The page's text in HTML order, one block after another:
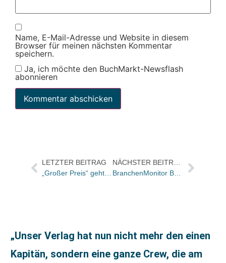
Name, E-Mail-Adresse und Website in diesem
Browser für meinen nächsten Kommentar
speichern.
Ja, ich möchte den BuchMarkt-Newsflash
abonnieren
LETZTER BEITRAG
„Großer Preis“ geht an Michael Wolffsohn/“Volkacher Taler“ geht an Sabine Fuchs und Carsten Gansel
„Unser Verlag hat nun nicht mehr den einen
Kapitän, sondern eine ganze Crew, die am